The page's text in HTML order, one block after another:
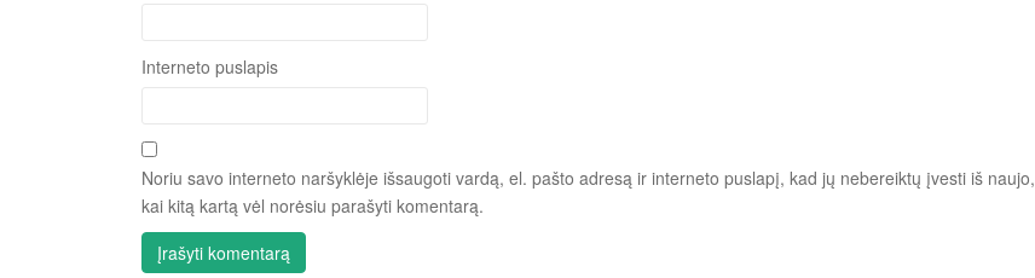
Interneto puslapis
Noriu savo interneto naršyklėje išsaugoti vardą, el. pašto adresą ir interneto puslapį, kad jų nebereiktų įvesti iš naujo,
kai kitą kartą vėl norėsiu parašyti komentarą.